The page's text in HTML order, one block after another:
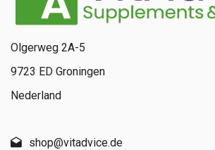
Olgerweg 2A-5
9723 ED Groningen
Nederland
shop@vitadvice.de